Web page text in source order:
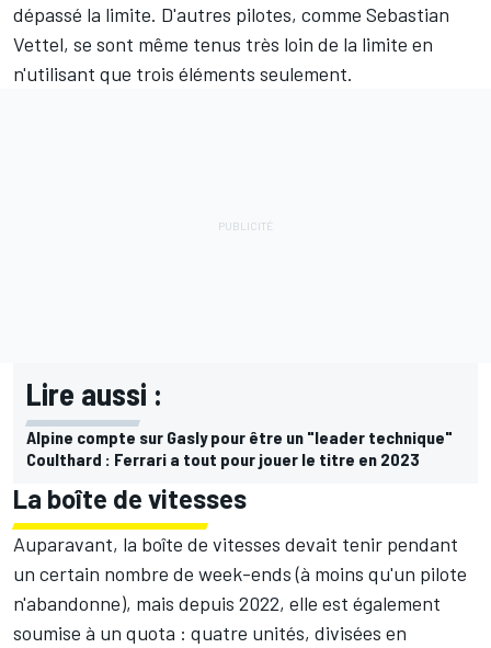
dépassé la limite. D'autres pilotes, comme Sebastian
Vettel, se sont même tenus très loin de la limite en
n'utilisant que trois éléments seulement.
Lire aussi :
Alpine compte sur Gasly pour être un "leader technique"
Coulthard : Ferrari a tout pour jouer le titre en 2023
La boîte de vitesses
Auparavant, la boîte de vitesses devait tenir pendant
un certain nombre de week-ends (à moins qu'un pilote
n'abandonne), mais depuis 2022, elle est également
soumise à un quota : quatre unités, divisées en